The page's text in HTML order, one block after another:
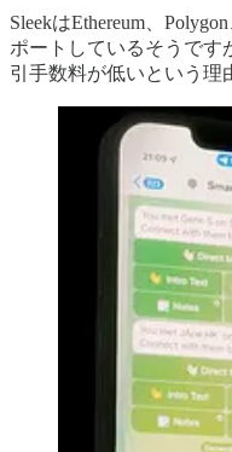
SleekはEthereum、
ポートしているそうです
引手数料が低いという理